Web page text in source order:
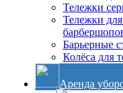
Тележки
Тележки
Барьерные
Колёса для
Аренда